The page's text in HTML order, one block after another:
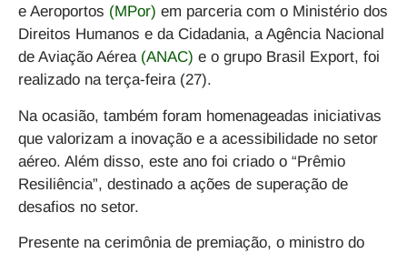
e Aeroportos (MPor) em parceria com o Ministério dos
Direitos Humanos e da Cidadania, a Agência Nacional
de Aviação Aérea (ANAC) e o grupo Brasil Export, foi
realizado na terça-feira (27).
Na ocasião, também foram homenageadas iniciativas
que valorizam a inovação e a acessibilidade no setor
aéreo. Além disso, este ano foi criado o “Prêmio
Resiliência”, destinado a ações de superação de
desafios no setor.
Presente na cerimônia de premiação, o ministro do